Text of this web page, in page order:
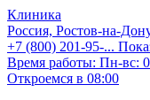
Клиника
Россия, Ростов-на-
+7 (800) 201-95-...
Время работы: Пн-вс:
Откроемся в 08:00